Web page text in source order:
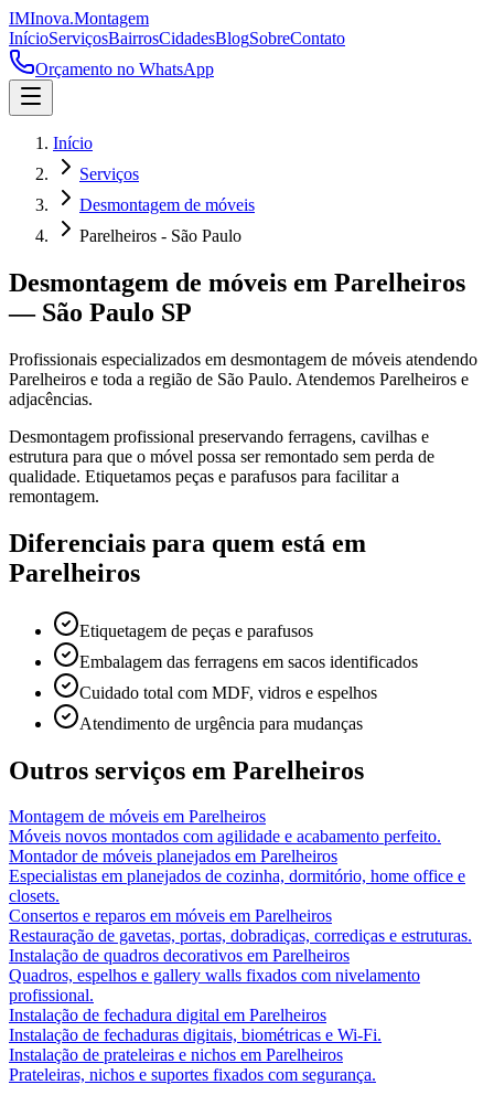
IMInova.Montagem
InícioServiçosBairrosCidadesBlogSobreContato
Orçamento no WhatsApp
Início
Serviços
Desmontagem de móveis
Parelheiros - São Paulo
Desmontagem de móveis em Parelheiros
— São Paulo SP
Profissionais especializados em desmontagem de móveis atendendo
Parelheiros e toda a região de São Paulo. Atendemos Parelheiros e
adjacências.
Desmontagem profissional preservando ferragens, cavilhas e
estrutura para que o móvel possa ser remontado sem perda de
qualidade. Etiquetamos peças e parafusos para facilitar a
remontagem.
Diferenciais para quem está em
Parelheiros
Etiquetagem de peças e parafusos
Embalagem das ferragens em sacos identificados
Cuidado total com MDF, vidros e espelhos
Atendimento de urgência para mudanças
Outros serviços em Parelheiros
Montagem de móveis em Parelheiros
Móveis novos montados com agilidade e acabamento perfeito.
Montador de móveis planejados em Parelheiros
Especialistas em planejados de cozinha, dormitório, home office e
closets.
Consertos e reparos em móveis em Parelheiros
Restauração de gavetas, portas, dobradiças, corrediças e estruturas.
Instalação de quadros decorativos em Parelheiros
Quadros, espelhos e gallery walls fixados com nivelamento
profissional.
Instalação de fechadura digital em Parelheiros
Instalação de fechaduras digitais, biométricas e Wi-Fi.
Instalação de prateleiras e nichos em Parelheiros
Prateleiras, nichos e suportes fixados com segurança.